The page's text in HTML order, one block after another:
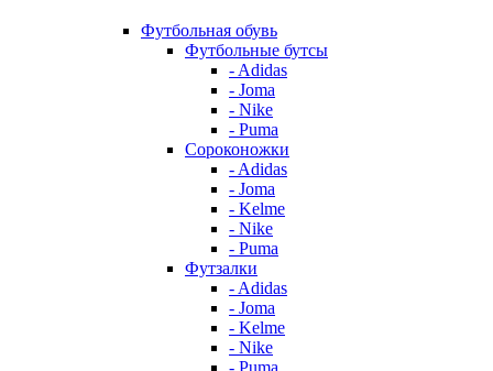
Футбольная обувь
Футбольные бутсы
- Adidas
- Joma
- Nike
- Puma
Сороконожки
- Adidas
- Joma
- Kelme
- Nike
- Puma
Футзалки
- Adidas
- Joma
- Kelme
- Nike
- Puma